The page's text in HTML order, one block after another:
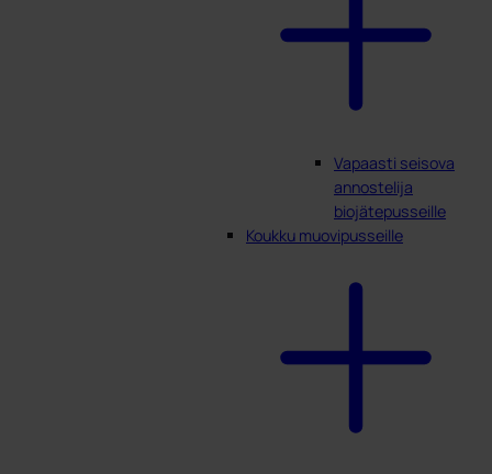
Vapaasti seisova
annostelija
biojätepusseille
Koukku muovipusseille